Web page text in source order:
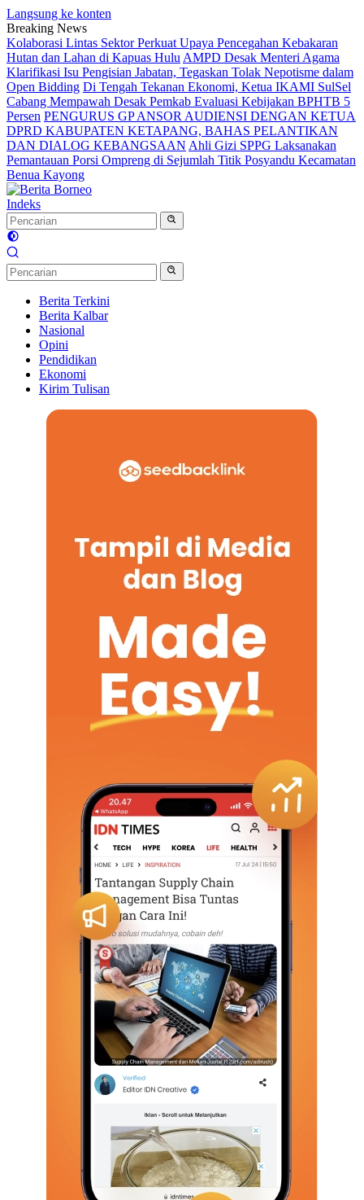
Langsung ke konten
Breaking News
Kolaborasi Lintas Sektor Perkuat Upaya Pencegahan Kebakaran
Hutan dan Lahan di Kapuas Hulu AMPD Desak Menteri Agama
Klarifikasi Isu Pengisian Jabatan, Tegaskan Tolak Nepotisme dalam
Open Bidding Di Tengah Tekanan Ekonomi, Ketua IKAMI SulSel
Cabang Mempawah Desak Pemkab Evaluasi Kebijakan BPHTB 5
Persen PENGURUS GP ANSOR AUDIENSI DENGAN KETUA
DPRD KABUPATEN KETAPANG, BAHAS PELANTIKAN
DAN DIALOG KEBANGSAAN Ahli Gizi SPPG Laksanakan
Pemantauan Porsi Ompreng di Sejumlah Titik Posyandu Kecamatan
Benua Kayong
Indeks
Berita Terkini
Berita Kalbar
Nasional
Opini
Pendidikan
Ekonomi
Kirim Tulisan